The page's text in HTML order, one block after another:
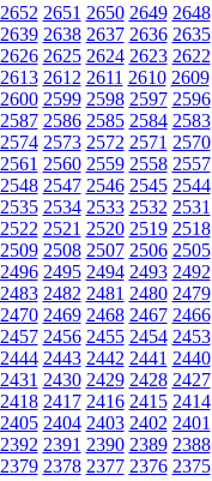
2652 2651 2650 2649 2648
2639 2638 2637 2636 2635
2626 2625 2624 2623 2622
2613 2612 2611 2610 2609
2600 2599 2598 2597 2596
2587 2586 2585 2584 2583
2574 2573 2572 2571 2570
2561 2560 2559 2558 2557
2548 2547 2546 2545 2544
2535 2534 2533 2532 2531
2522 2521 2520 2519 2518
2509 2508 2507 2506 2505
2496 2495 2494 2493 2492
2483 2482 2481 2480 2479
2470 2469 2468 2467 2466
2457 2456 2455 2454 2453
2444 2443 2442 2441 2440
2431 2430 2429 2428 2427
2418 2417 2416 2415 2414
2405 2404 2403 2402 2401
2392 2391 2390 2389 2388
2379 2378 2377 2376 2375